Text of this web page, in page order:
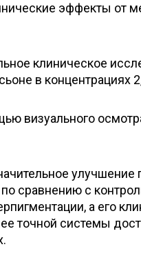
эффекты от
клиническое
в концентрациях 2,
визуального
улучшение
сравнению с
а его
точной системы